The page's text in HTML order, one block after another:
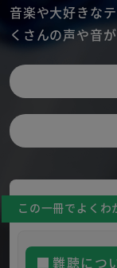
音楽や大好きなテ
くさんの声や音
この一冊でよくわ
難聴につ